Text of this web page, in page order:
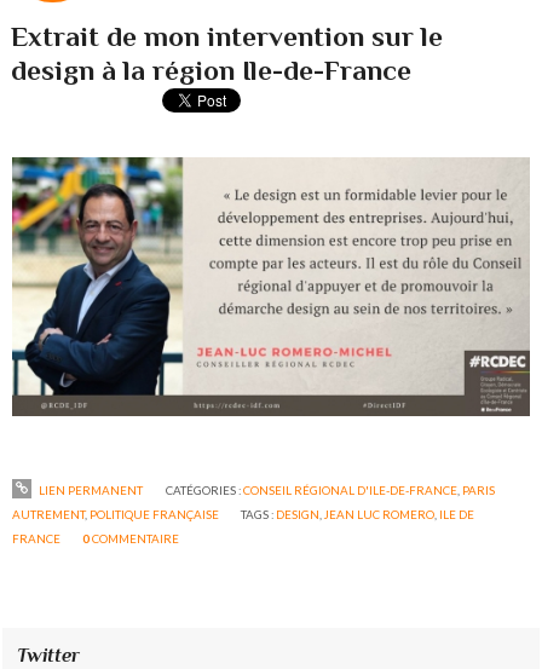
Extrait de mon intervention sur le
design à la région Ile-de-France
LIEN PERMANENT CATÉGORIES :CONSEIL RÉGIONAL D'ILE-DE-FRANCE, PARIS
AUTREMENT, POLITIQUE FRANÇAISE TAGS : DESIGN JEAN LUC ROMERO ILE DE
FRANCE
0COMMENTAIRE
Twitter